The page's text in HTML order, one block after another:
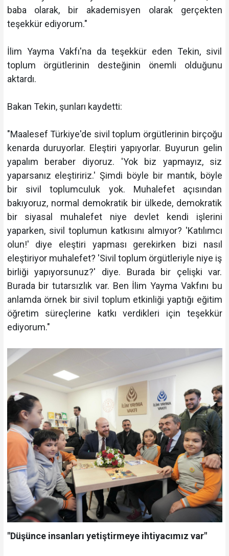
baba olarak, bir akademisyen olarak gerçekten
teşekkür ediyorum."
İlim Yayma Vakfı'na da teşekkür eden Tekin, sivil
toplum örgütlerinin desteğinin önemli olduğunu
aktardı.
Bakan Tekin, şunları kaydetti:
"Maalesef Türkiye'de sivil toplum örgütlerinin birçoğu
kenarda duruyorlar. Eleştiri yapıyorlar. Buyurun gelin
yapalım beraber diyoruz. 'Yok biz yapmayız, siz
yaparsanız eleştiririz.' Şimdi böyle bir mantık, böyle
bir sivil toplumculuk yok. Muhalefet açısından
bakıyoruz, normal demokratik bir ülkede, demokratik
bir siyasal muhalefet niye devlet kendi işlerini
yaparken, sivil toplumun katkısını almıyor? 'Katılımcı
olun!' diye eleştiri yapması gerekirken bizi nasıl
eleştiriyor muhalefet? 'Sivil toplum örgütleriyle niye iş
birliği yapıyorsunuz?' diye. Burada bir çelişki var.
Burada bir tutarsızlık var. Ben İlim Yayma Vakfını bu
anlamda örnek bir sivil toplum etkinliği yaptığı eğitim
öğretim süreçlerine katkı verdikleri için teşekkür
ediyorum."
"Düşünce insanları yetiştirmeye ihtiyacımız var"